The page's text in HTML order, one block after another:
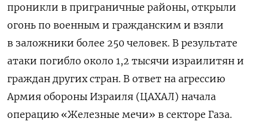
проникли в приграничные районы, открыли
огонь по военным и гражданским и взяли
в заложники более 250 человек. В результате
атаки погибло около 1,2 тысячи израилитян и
граждан других стран. В ответ на агрессию
Армия обороны Израиля (ЦАХАЛ) начала
операцию «Железные мечи» в секторе Газа.